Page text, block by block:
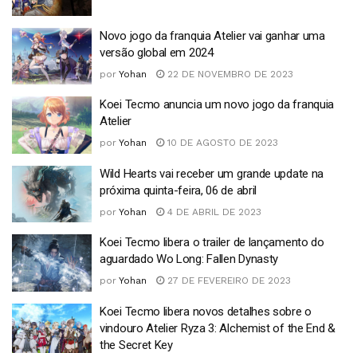
Novo jogo da franquia Atelier vai ganhar uma
versão global em 2024
por Yohan 22 DE NOVEMBRO DE 2023
Koei Tecmo anuncia um novo jogo da franquia
Atelier
por Yohan 10 DE AGOSTO DE 2023
Wild Hearts vai receber um grande update na
próxima quinta-feira, 06 de abril
por Yohan 4 DE ABRIL DE 2023
Koei Tecmo libera o trailer de lançamento do
aguardado Wo Long: Fallen Dynasty
por Yohan 27 DE FEVEREIRO DE 2023
Koei Tecmo libera novos detalhes sobre o
vindouro Atelier Ryza 3: Alchemist of the End &
the Secret Key